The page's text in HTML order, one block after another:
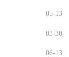
05-13
03-30
06-13